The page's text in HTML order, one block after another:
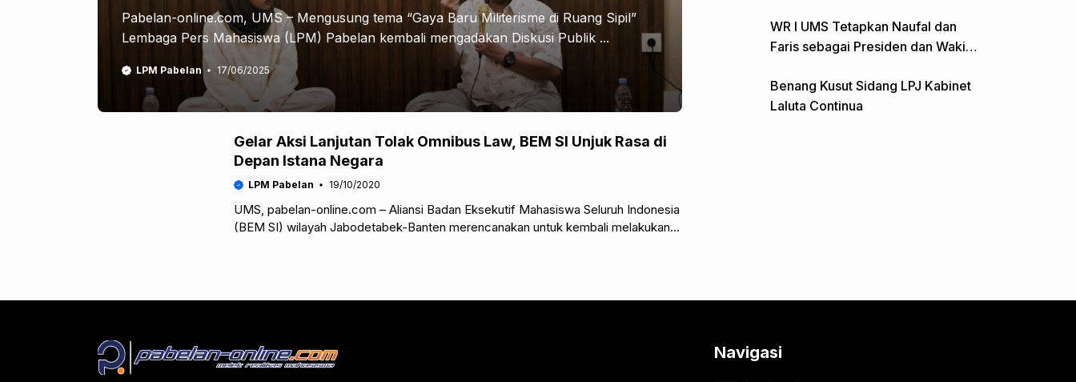
Pabelan-online.com, UMS – Mengusung tema “Gaya Baru Militerisme di Ruang Sipil”
Lembaga Pers Mahasiswa (LPM) Pabelan kembali mengadakan Diskusi Publik ...
LPM Pabelan 17/06/2025
Gelar Aksi Lanjutan Tolak Omnibus Law, BEM SI Unjuk Rasa di
Depan Istana Negara
LPM Pabelan 19/10/2020
UMS, pabelan-online.com – Aliansi Badan Eksekutif Mahasiswa Seluruh Indonesia
(BEM SI) wilayah Jabodetabek-Banten merencanakan untuk kembali melakukan
WR I UMS Tetapkan Naufal dan
Faris sebagai Presiden dan Wakil
Benang Kusut Sidang LPJ Kabinet
Laluta Continua
Navigasi